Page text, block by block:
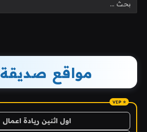
مواقع صديقة
اول اثنين ريادة اعمال